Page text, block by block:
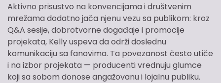
Aktivno prisustvo na konvencijama i društvenim
mrežama dodatno jača njenu vezu sa publikom: kroz
Q&A sesije, dobrotvorne događaje i promocije
projekata, Kelly uspeva da održi doslednu
komunikaciju sa fanovima. Ta povezanost često utiče
i na izbor projekata — producenti vrednuju glumce
koji sa sobom donose angažovanu i lojalnu publiku.